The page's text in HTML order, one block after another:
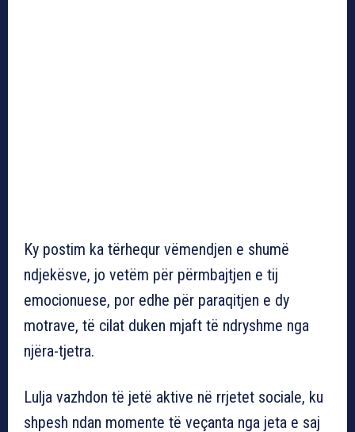
Ky postim ka tërhequr vëmendjen e shumë
ndjekësve, jo vetëm për përmbajtjen e tij
emocionuese, por edhe për paraqitjen e dy
motrave, të cilat duken mjaft të ndryshme nga
njëra-tjetra.
Lulja vazhdon të jetë aktive në rrjetet sociale, ku
shpesh ndan momente të veçanta nga jeta e saj